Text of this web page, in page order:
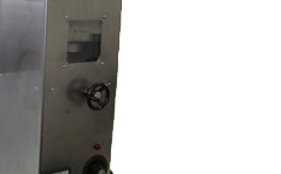
CLIENTES